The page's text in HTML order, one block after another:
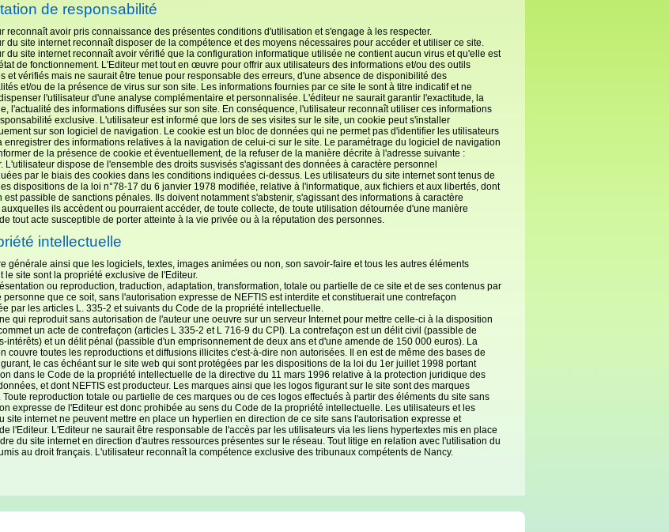
de responsabilité
reconnaît avoir pris connaissance des présentes conditions d'utilisation et s'engage à les respecter.
du site internet reconnaît disposer de la compétence et des moyens nécessaires pour accéder et utiliser ce site.
du site internet reconnaît avoir vérifié que la configuration informatique utilisée ne contient aucun virus et qu'elle est
de fonctionnement. L'Editeur met tout en œuvre pour offrir aux utilisateurs des informations et/ou des outils
et vérifiés mais ne saurait être tenue pour responsable des erreurs, d'une absence de disponibilité des
et/ou de la présence de virus sur son site. Les informations fournies par ce site le sont à titre indicatif et ne
l'utilisateur d'une analyse complémentaire et personnalisée. L'éditeur ne saurait garantir l'exactitude, la
l'actualité des informations diffusées sur son site. En conséquence, l'utilisateur reconnaît utiliser ces informations
exclusive. L'utilisateur est informé que lors de ses visites sur le site, un cookie peut s'installer
sur son logiciel de navigation. Le cookie est un bloc de données qui ne permet pas d'identifier les utilisateurs
enregistrer des informations relatives à la navigation de celui-ci sur le site. Le paramétrage du logiciel de navigation
de la présence de cookie et éventuellement, de la refuser de la manière décrite à l'adresse suivante :
L'utilisateur dispose de l'ensemble des droits susvisés s'agissant des données à caractère personnel
par le biais des cookies dans les conditions indiquées ci-dessus. Les utilisateurs du site internet sont tenus de
dispositions de la loi n°78-17 du 6 janvier 1978 modifiée, relative à l'informatique, aux fichiers et aux libertés, dont
est passible de sanctions pénales. Ils doivent notamment s'abstenir, s'agissant des informations à caractère
ils accèdent ou pourraient accéder, de toute collecte, de toute utilisation détournée d'une manière
tout acte susceptible de porter atteinte à la vie privée ou à la réputation des personnes.
intellectuelle
générale ainsi que les logiciels, textes, images animées ou non, son savoir-faire et tous les autres éléments
le site sont la propriété exclusive de l'Editeur.
ou reproduction, traduction, adaptation, transformation, totale ou partielle de ce site et de ses contenus par
personne que ce soit, sans l'autorisation expresse de NEFTIS est interdite et constituerait une contrefaçon
par les articles L. 335-2 et suivants du Code de la propriété intellectuelle.
qui reproduit sans autorisation de l'auteur une oeuvre sur un serveur Internet pour mettre celle-ci à la disposition
un acte de contrefaçon (articles L 335-2 et L 716-9 du CPI). La contrefaçon est un délit civil (passible de
intérêts) et un délit pénal (passible d'un emprisonnement de deux ans et d'une amende de 150 000 euros). La
couvre toutes les reproductions et diffusions illicites c'est-à-dire non autorisées. Il en est de même des bases de
le cas échéant sur le site web qui sont protégées par les dispositions de la loi du 1er juillet 1998 portant
dans le Code de la propriété intellectuelle de la directive du 11 mars 1996 relative à la protection juridique des
et dont NEFTIS est producteur. Les marques ainsi que les logos figurant sur le site sont des marques
Toute reproduction totale ou partielle de ces marques ou de ces logos effectués à partir des éléments du site sans
expresse de l'Editeur est donc prohibée au sens du Code de la propriété intellectuelle. Les utilisateurs et les
site internet ne peuvent mettre en place un hyperlien en direction de ce site sans l'autorisation expresse et
l'Editeur. L'Editeur ne saurait être responsable de l'accès par les utilisateurs via les liens hypertextes mis en place
du site internet en direction d'autres ressources présentes sur le réseau. Tout litige en relation avec l'utilisation du
au droit français. L'utilisateur reconnaît la compétence exclusive des tribunaux compétents de Nancy.